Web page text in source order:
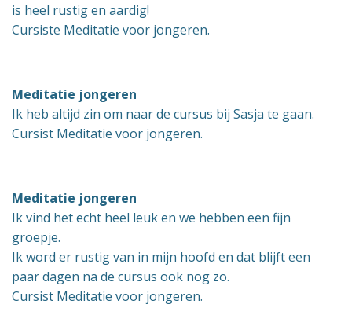
is heel rustig en aardig!
Cursiste Meditatie voor jongeren.
Meditatie jongeren
Ik heb altijd zin om naar de cursus bij Sasja te gaan.
Cursist Meditatie voor jongeren.
Meditatie jongeren
Ik vind het echt heel leuk en we hebben een fijn
groepje.
Ik word er rustig van in mijn hoofd en dat blijft een
paar dagen na de cursus ook nog zo.
Cursist Meditatie voor jongeren.